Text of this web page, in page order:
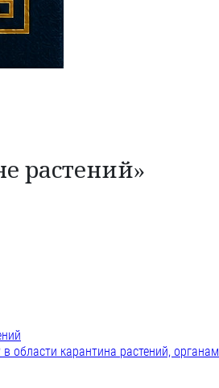
растений»
области карантина растений, органам